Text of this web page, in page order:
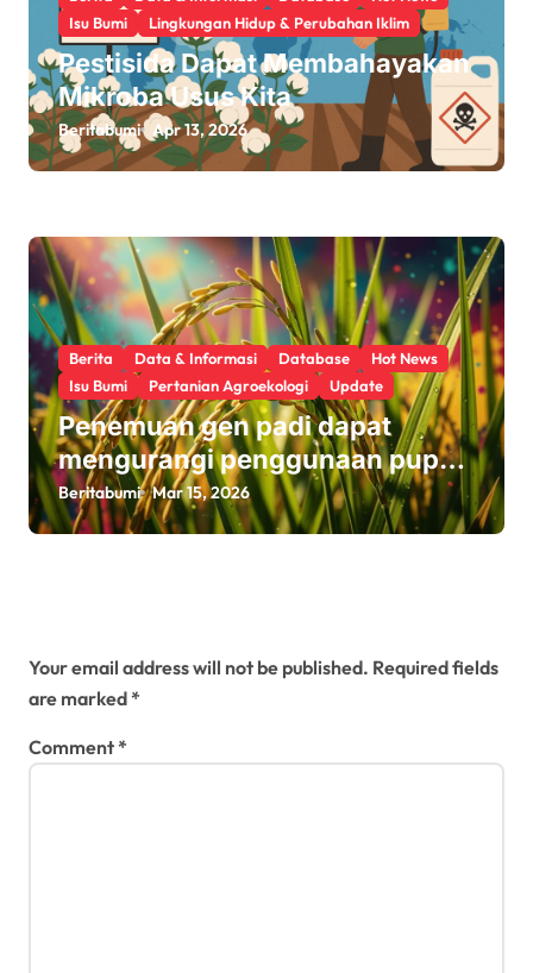
Isu Bumi
Lingkungan Hidup & Perubahan Iklim
Pestisida Dapat Membahayakan
Mikroba Usus Kita
Beritabumi Apr 13, 2026
Berita Data & Informasi Database
Hot News
Isu Bumi
Pertanian Agroekologi Update
Penemuan gen padi dapat
mengurangi penggunaan pupuk
sekaligus melindungi hasil
panen
Beritabumi Mar 15, 2026
Your email address will not be published. Required fields
are marked*
Comment*